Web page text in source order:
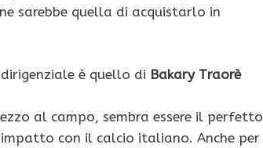
sarebbe quella di acquistarlo in
è quello di Bakary Traorè
al campo, sembra essere il perfetto
con il calcio italiano. Anche per